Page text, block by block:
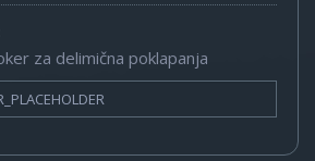
za delimična poklapanja